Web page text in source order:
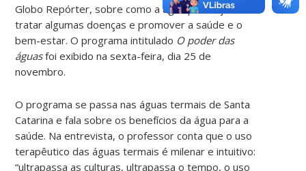
Globo Repórter, sobre como aágua pode ajudar a
tratar algumas doenças e promovera saúde e o
bem-estar. O programa intitulado O poder das
águasfoi exibido na sexta-feira, dia 25 de
novembro.
O programa se passa nas águas termais de Santa
Catarina e fala sobre os benefícios da água para a
saúde. Na entrevista, o professor conta que o uso
terapêutico das águas termais é milenar e intuitivo:
“ultrapassa as culturas, ultrapassa o tempo, o uso